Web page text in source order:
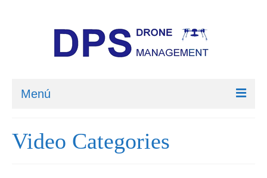
Menú
Quienes somos
Video Categories